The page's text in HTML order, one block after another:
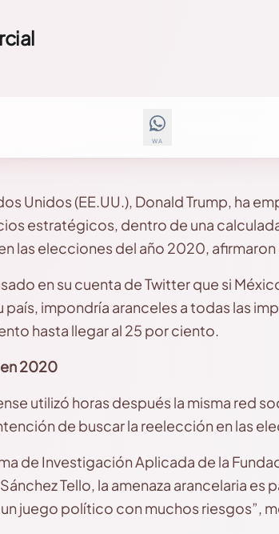
WA
Unidos (EE.UU.), Donald Trump, ha
estratégicos, dentro de una
las elecciones del año 2020,
en su cuenta de Twitter que si
impondría aranceles a todas las
hasta llegar al 25 por ciento.
2020
utilizó horas después la misma red
de buscar la reelección en las
de Investigación Aplicada de la
Tello, la amenaza arancelaria
juego político con muchos riesgos”,